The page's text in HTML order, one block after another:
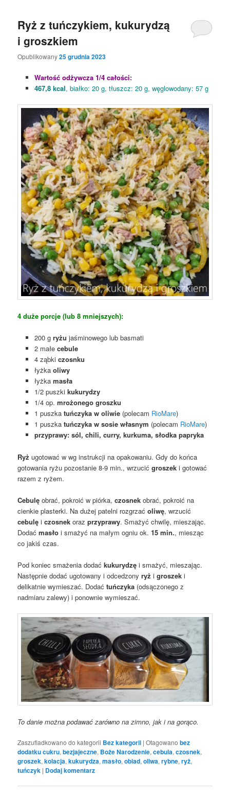
Ryż z tuńczykiem, kukurydzą
i groszkiem
Opublikowany25 grudnia 2023
Wartość odżywcza 1/4 całości:
467,8 kcal, białko: 20 g, tłuszcz: 20 g, węglowodany: 57 g
4 duże porcje (lub 8 mniejszych):
200 g ryżu jaśminowego lub basmati
2 małecebule
4 ząbki czosnku
łyżka oliwy
łyżka masła
1/2 puszkikukurydzy
1/4 op. mrożonego groszku
1 puszka tuńczyka w oliwie(polecam RioMare)
1 puszka tuńczyka w sosie własnym (polecam RioMare)
przyprawy: sól, chili, curry, kurkuma, słodka papryka
Ryżugotować w wg instrukcji na opakowaniu. Gdy do końca
gotowania ryżu pozostanie 8-9 min., wrzucićgroszek i gotować
razem z ryżem.
Cebulę obrać, pokroić w piórka,czosnek obrać, pokroić na
cienkie plasterki. Na dużej patelni rozgrzaćoliwę, wrzucić
cebulę iczosnek oraz przyprawy. Smażyć chwilę, mieszając.
Dodaćmasło i smażyć na małym ogniu ok.15 min., miesząc
co jakiś czas.
Pod koniec smażenia dodaćkukurydzę i smażyć, mieszając.
Następnie dodać ugotowany i odcedzonyryż igroszek i
delikatnie wymieszać. Dodaćtuńczyka (odsączonego z
nadmiaru zalewy) i ponownie wymieszać.
To danie można podawać zarówno na zimno, jak i na gorąco.
Zaszufladkowano do kategorii Bez kategorii |Otagowano bez
dodatku cukru,bezjajeczne, Boże Narodzenie,cebula,czosnek,
groszek,kolacja,kukurydza,masło,obiad,oliwa,rybne,ryż,
tuńczyk | Dodaj komentarz